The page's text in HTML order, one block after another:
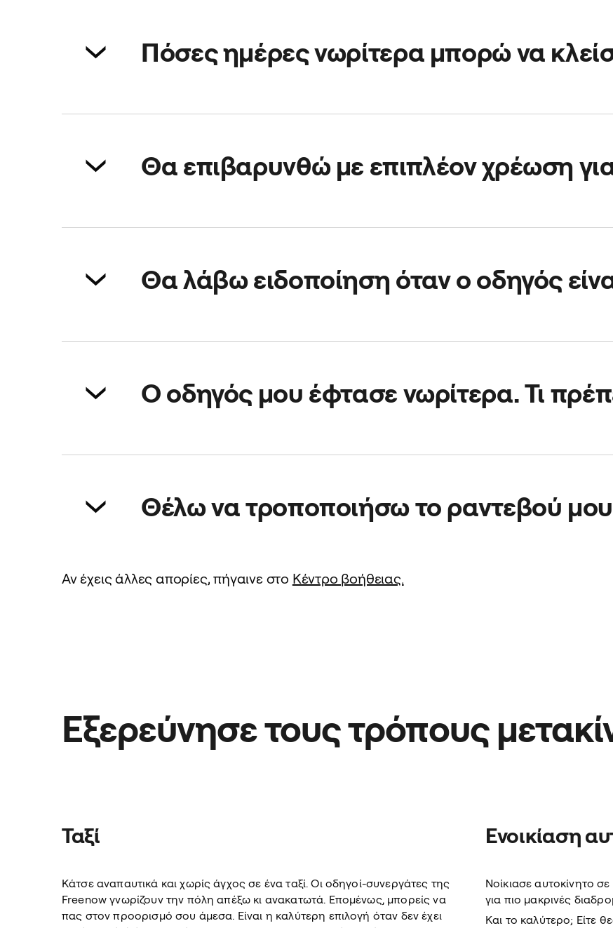
Πόσες ημέρες νωρίτερα μπορώ να
Θα επιβαρυνθώ με επιπλέον χρέωση
Θα λάβω ειδοποίηση όταν ο οδηγός
Ο οδηγός μου έφτασε νωρίτερα. Τι
Θέλω να τροποποιήσω το ραντεβού
Άνοιξε το app και πήγαινε στα ραντεβού σου για διαδρομές. Μπορείς να τροποποιήσεις
Αν έχεις άλλες απορίες, πήγαινε στο Κέντρο βοήθειας.
Εξερεύνησε τους τρόπους
Ταξί
Κάτσε αναπαυτικά και χωρίς άγχος σε ένα ταξί. Οι οδηγοί-συνεργάτες της
Freenow γνωρίζουν την πόλη απέξω κι ανακατωτά. Επομένως, μπορείς να
πας στον προορισμό σου άμεσα. Είναι η καλύτερη επιλογή όταν δεν έχει
Ενοικίαση
Νοίκιασε αυτοκίνητο
για πιο μακρινές
Και το καλύτερο; Είτε